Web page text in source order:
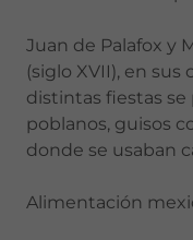
Juan de Palafox y
(siglo XVII), en sus
distintas fiestas
poblanos, guisos
donde se usaban
Alimentación